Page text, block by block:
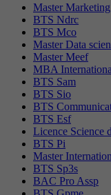
Master
BTS Ndrc
BTS Mco
Master Data
Master Meef
MBA
BTS Sam
BTS Sio
BTS
BTS Esf
Licence Science
BTS Pi
Master
BTS Sp3s
BAC Pro Assp